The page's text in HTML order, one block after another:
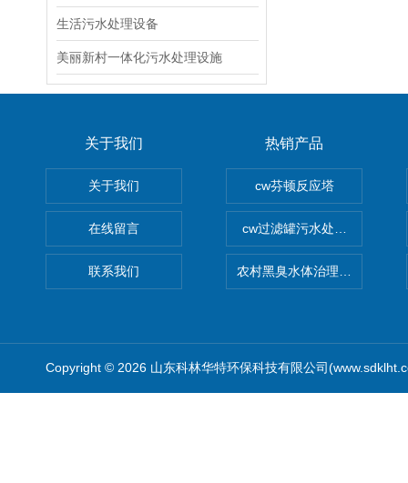
生活污水处理设备
美丽新村一体化污水处理设施
关于我们
关于我们
在线留言
联系我们
热销产品
cw芬顿反应塔
cw过滤罐污水处理设备 多介
农村黑臭水体治理设备
Copyright © 2026 山东科林华特环保科技有限公司